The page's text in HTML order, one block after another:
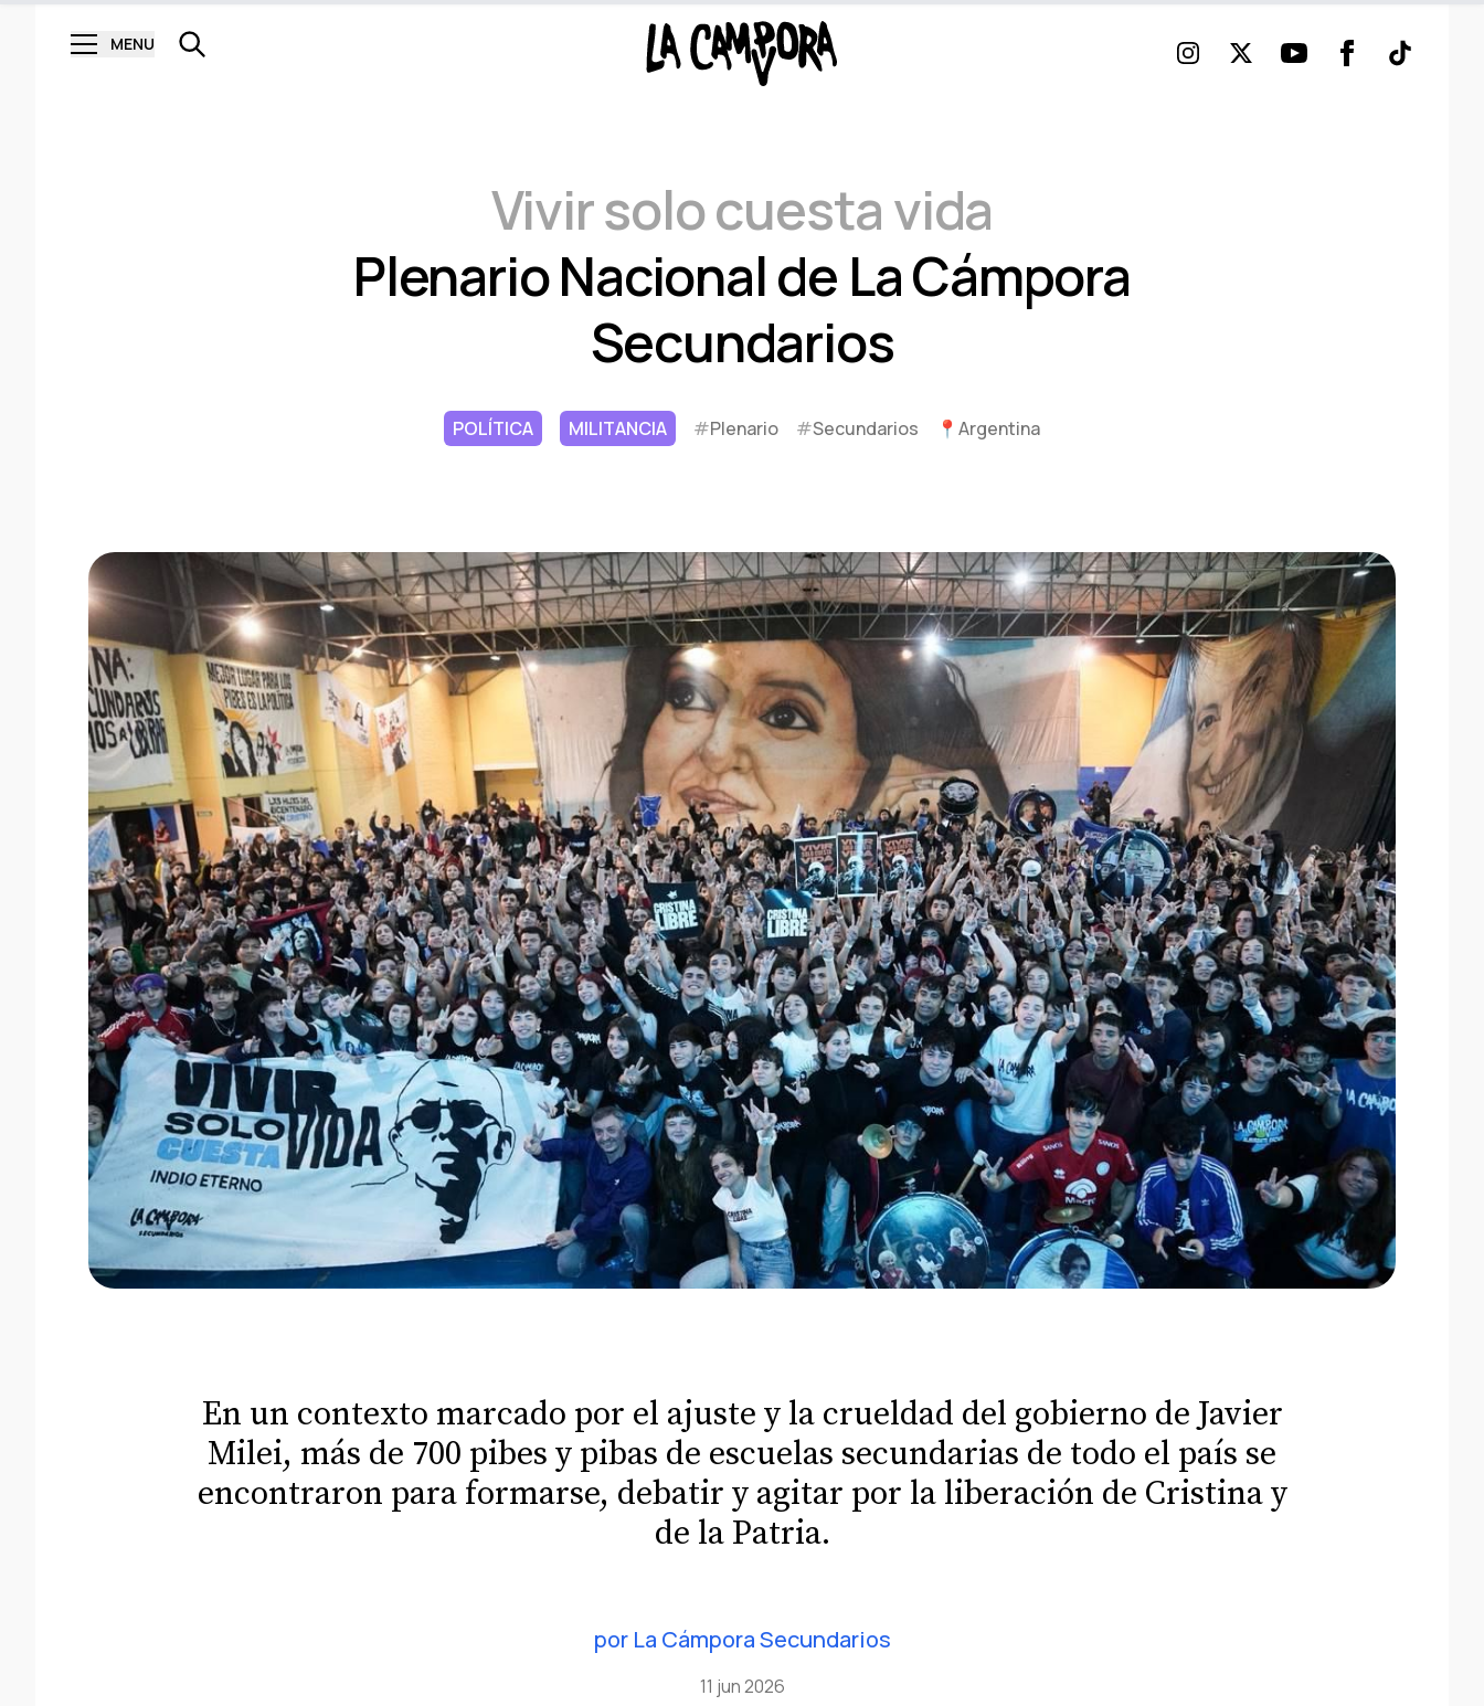
MENU InstagramTwitterYoutubeFacebook
TikTok
Vivir solo cuesta vida
Plenario Nacional de La Cámpora
Secundarios
POLÍTICA MILITANCIA #Plenario #Secundarios 📍 Argentina
En un contexto marcado por el ajuste y la crueldad del gobierno de Javier
Milei, más de 700 pibes y pibas de escuelas secundarias de todo el país se
encontraron para formarse, debatir y agitar por la liberación de Cristina y
de la Patria.
por La Cámpora Secundarios
11 jun 2026